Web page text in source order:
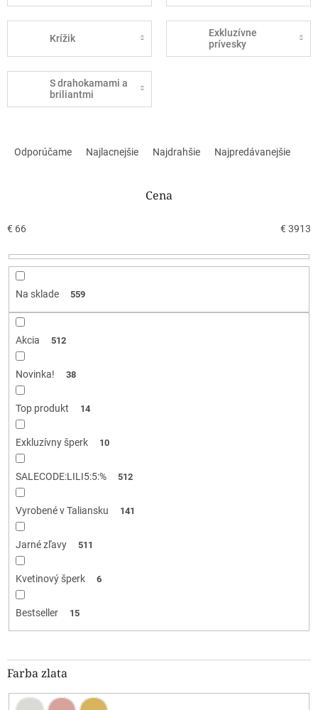
Krížik
Exkluzívne
prívesky
S drahokamami a
briliantmi
e
r
Odporúčame Najlacnejšie Najdrahšie Najpredávanejšie
Cena
€ 66 € 3913
Na sklade 559
Akcia 512
Novinka! 38
Top produkt 14
Exkluzívny šperk 10
SALECODE:LILI5:5:% 512
Vyrobené v Taliansku 141
Jarné zľavy 511
Kvetinový šperk 6
Bestseller 15
Farba zlata